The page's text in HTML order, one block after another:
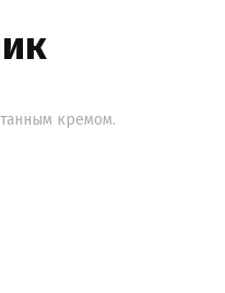
кремом.